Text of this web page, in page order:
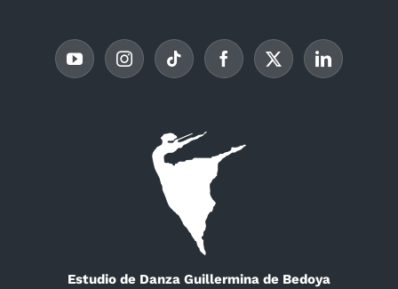
Estudio de Danza Guillermina de Bedoya